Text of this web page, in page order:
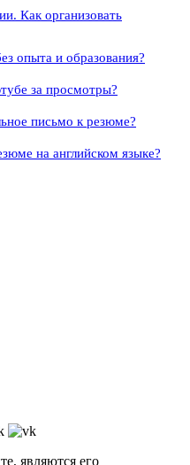
Как организовать
опыта и образования?
за просмотры?
письмо к резюме?
на английском языке?
являются его